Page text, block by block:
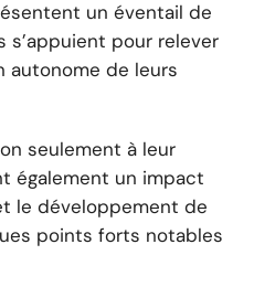
un éventail de
s’appuient pour relever
autonome de leurs
seulement à leur
également un impact
le développement de
points forts notables